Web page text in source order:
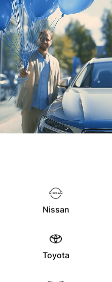
Nissan
Toyota